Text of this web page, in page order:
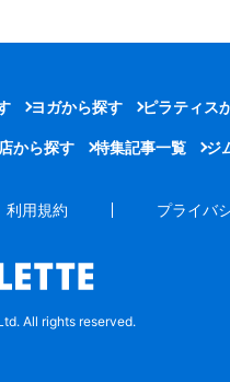
ヨガから探す ピラティス
から探す 特集記事一覧 ジ
利用規約 プライバ
All rights reserved.